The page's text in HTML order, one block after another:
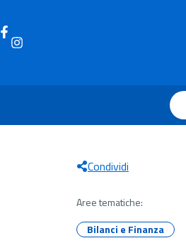
Condividi
Aree tematiche:
Bilanci e Finanza